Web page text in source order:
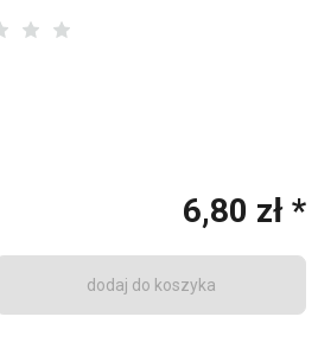
6,80 zł *
dodaj do koszyka